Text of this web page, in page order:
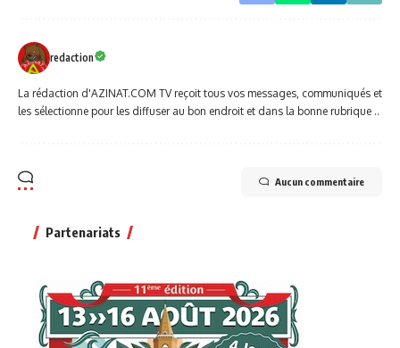
redaction
La rédaction d'AZINAT.COM TV reçoit tous vos messages, communiqués et
les sélectionne pour les diffuser au bon endroit et dans la bonne rubrique ..
Aucun commentaire
Partenariats